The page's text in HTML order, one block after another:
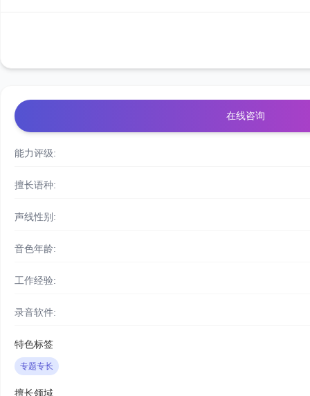
在线咨询
能力评级:
擅长语种:
声线性别:
音色年龄:
工作经验:
录音软件:
特色标签
专题专长
擅长领域